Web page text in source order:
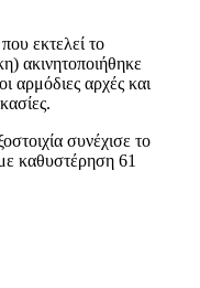
εκτελεί το
ακινητοποιήθηκε
αρμόδιες αρχές και
συνέχισε το
καθυστέρηση 61